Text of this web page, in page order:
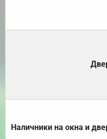
Наличники на окна и